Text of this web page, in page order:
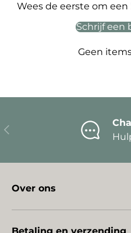
Wees de eerste om
Schrijf een
Geen
Vorige
Over ons
Betaling en verzending